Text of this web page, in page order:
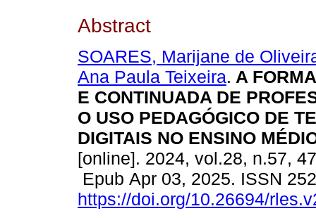
Abstract
SOARES, Marijane de
Ana Paula Teixeira. A
E CONTINUADA DE
O USO PEDAGÓGICO DE
DIGITAIS NO ENSINO
[online]. 2024, vol.28, n.57,
Epub Apr 03, 2025. ISSN
https://doi.org/10.26694/